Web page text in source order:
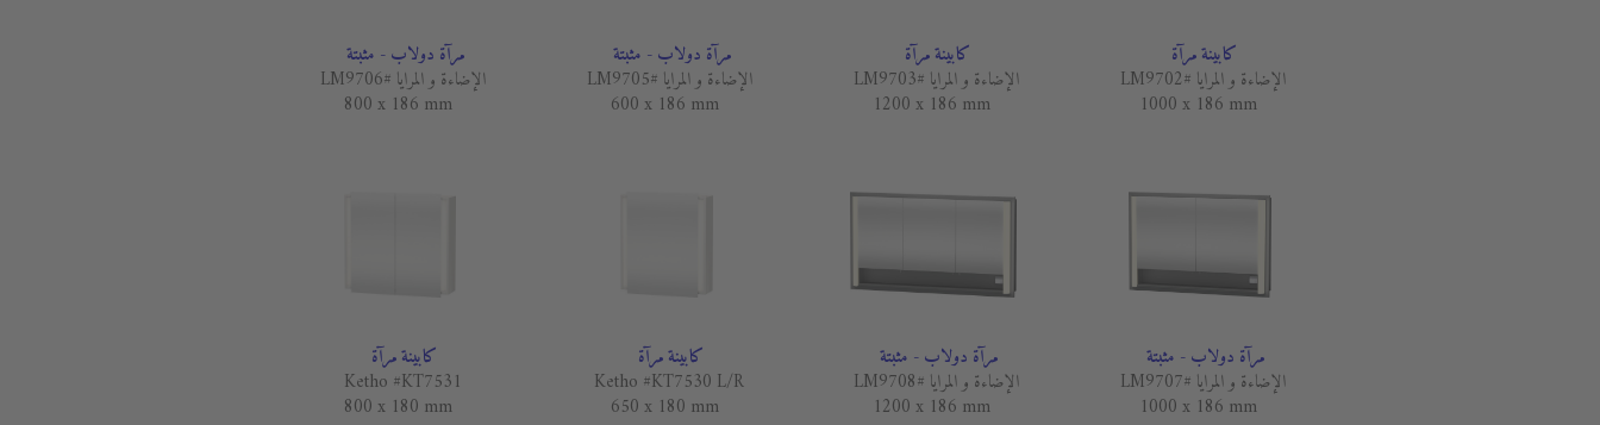
كابينة مرآة
الإضاءة و المرايا #LM9702
1000 x 186 mm
كابينة مرآة
الإضاءة و المرايا #LM9703
1200 x 186 mm
مرآة دولاب - مثبتة
الإضاءة و المرايا #LM9705
600 x 186 mm
مرآة دولاب - مثبتة
الإضاءة و المرايا #LM9706
800 x 186 mm
مرآة دولاب - مثبتة
الإضاءة و المرايا #LM9707
1000 x 186 mm
مرآة دولاب - مثبتة
الإضاءة و المرايا #LM9708
1200 x 186 mm
كابينة مرآة
Ketho #KT7530 L/R
650 x 180 mm
كابينة مرآة
Ketho #KT7531
800 x 180 mm